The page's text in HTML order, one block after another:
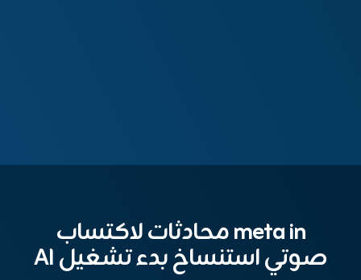
meta in محادثات لاكتساب
صوتي استنساخ بدء تشغيل AI